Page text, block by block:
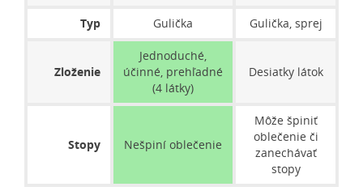
Typ Gulička Gulička, sprej
Zloženie
Jednoduché,
účinné, prehľadné
(4 látky)
Desiatky látok
Stopy Nešpiní oblečenie
Môže špiniť
oblečenie či
zanechávať
stopy